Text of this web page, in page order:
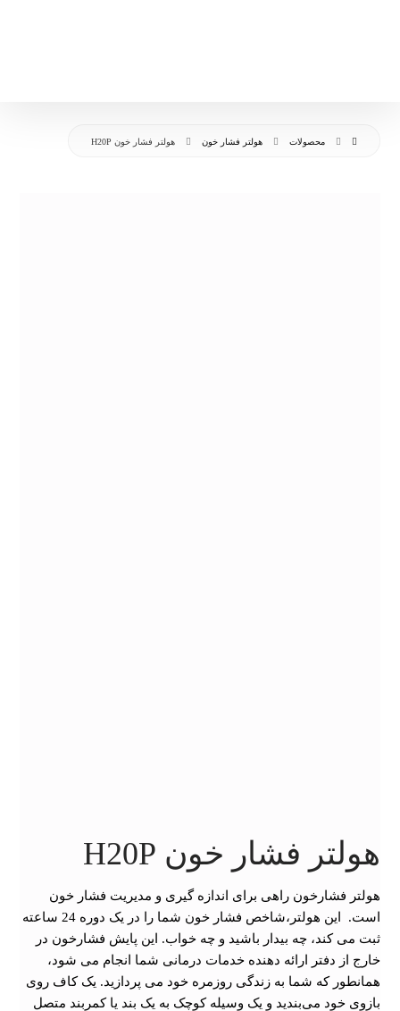
محصولات هولتر فشار خون هولتر فشار خون H20P
هولتر فشار خون H20P
هولتر فشارخون راهی برای اندازه گیری و مدیریت فشار خون
است. این هولتر،شاخص فشار خون شما را در یک دوره 24 ساعته
ثبت می کند، چه بیدار باشید و چه خواب. این پایش فشارخون در
خارج از دفتر ارائه دهنده خدمات درمانی شما انجام می شود،
همانطور که شما به زندگی روزمره خود می پردازید. یک کاف روی
بازوی خود می‌بندید و یک وسیله کوچک به یک بند یا کمربند متصل